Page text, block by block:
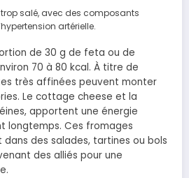
salé, avec des composants
artérielle.
de 30 g de feta ou de
70 à 80 kcal. À titre de
très affinées peuvent monter
Le cottage cheese et la
apportent une énergie
longtemps. Ces fromages
des salades, tartines ou bols
des alliés pour une